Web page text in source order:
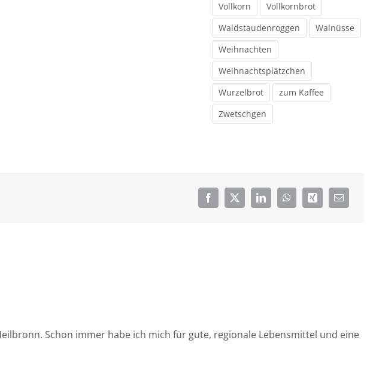
Vollkorn
Vollkornbrot
Waldstaudenroggen
Walnüsse
Weihnachten
Weihnachtsplätzchen
Wurzelbrot
zum Kaffee
Zwetschgen
Schon immer habe ich mich für gute, regionale Lebensmittel und eine